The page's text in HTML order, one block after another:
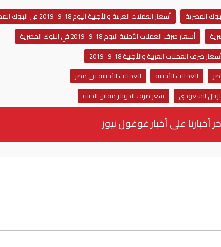
أسعار العملات العربية والأجنبية اليوم 18-9- 2019 في البنوك المصرية
أسعار صرف العملات الأجنبية اليوم 18-9- 2019 في البنوك المصرية
أسعار صرف العملات العربية والأجنبية 18-9- 2019
العملات الأجنبية
العملات الأجنبية في مصر
الريال السعودي سعر صرف الدولار مقابل الجنيه
أخبارنا على أخبار غوغول نيوز